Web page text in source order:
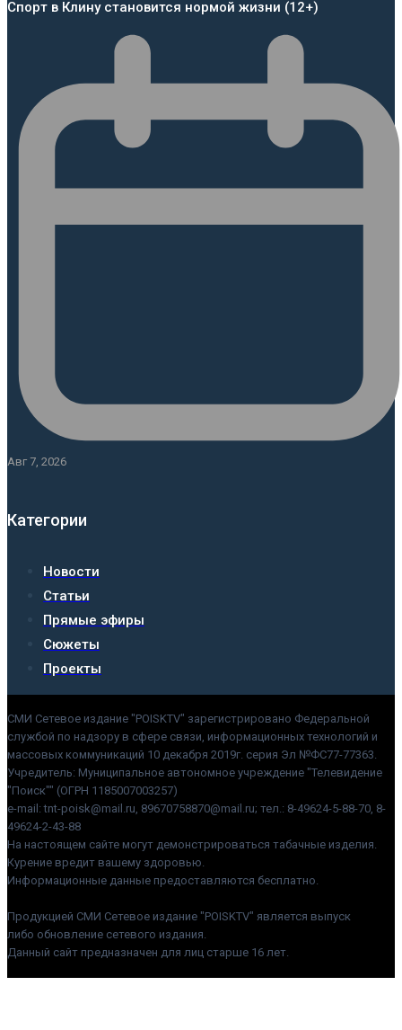
Спорт в Клину становится нормой жизни (12+)
Авг 7, 2026
Категории
Новости
Статьи
Прямые эфиры
Сюжеты
Проекты
СМИ Сетевое издание "POISKTV" зарегистрировано Федеральной
службой по надзору в сфере связи, информационных технологий и
массовых коммуникаций 10 декабря 2019г. серия Эл №ФС77-77363.
Учредитель: Муниципальное автономное учреждение "Телевидение
"Поиск"" (ОГРН 1185007003257)
e-mail: tnt-poisk@mail.ru, 89670758870@mail.ru; тел.: 8-49624-5-88-70, 8-
49624-2-43-88
На настоящем сайте могут демонстрироваться табачные изделия.
Курение вредит вашему здоровью.
Информационные данные предоставляются бесплатно.
Продукцией СМИ Сетевое издание "POISKTV" является выпуск
либо обновление сетевого издания.
Данный сайт предназначен для лиц старше 16 лет.